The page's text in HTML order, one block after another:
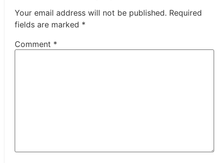
Your email address will not be published. Required
fields are marked *
Comment *